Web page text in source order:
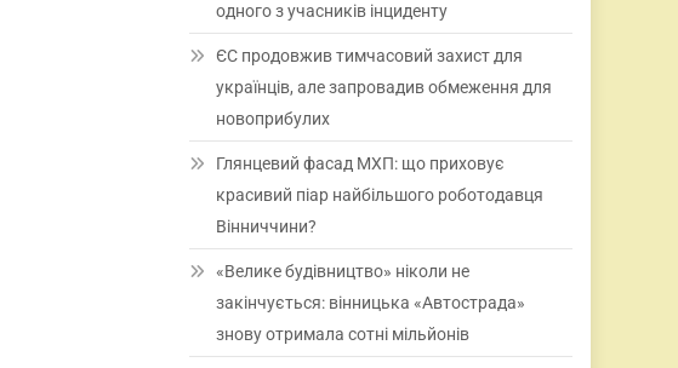
одного з учасників інциденту
ЄС продовжив тимчасовий захист для
українців, але запровадив обмеження для
новоприбулих
Глянцевий фасад МХП: що приховує
красивий піар найбільшого роботодавця
Вінниччини?
«Велике будівництво» ніколи не
закінчується: вінницька «Автострада»
знову отримала сотні мільйонів